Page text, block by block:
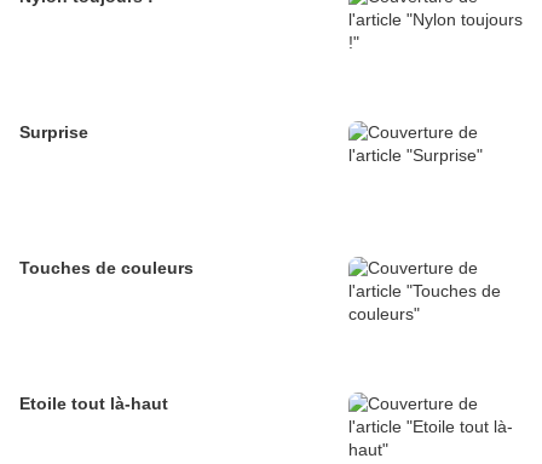
Surprise
Touches de couleurs
Etoile tout là-haut